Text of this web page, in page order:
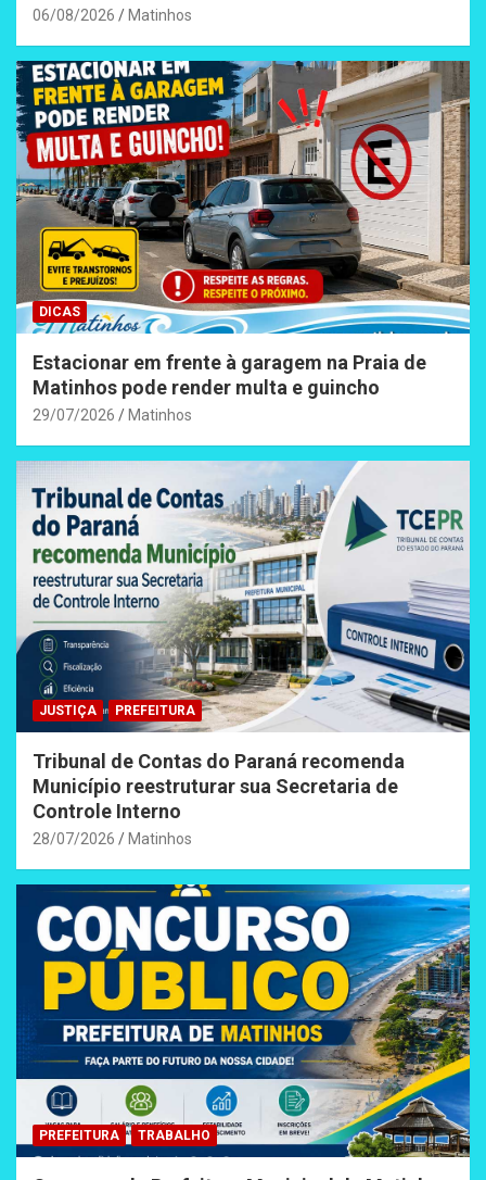
06/08/2026 Matinhos
DICAS
Estacionar em frente à garagem na Praia de
Matinhos pode render multa e guincho
29/07/2026 Matinhos
JUSTIÇA PREFEITURA
Tribunal de Contas do Paraná recomenda
Município reestruturar sua Secretaria de
Controle Interno
28/07/2026 Matinhos
PREFEITURA TRABALHO